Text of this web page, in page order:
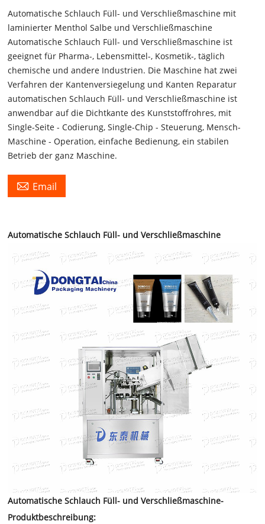
Automatische Schlauch Füll- und Verschließmaschine mit
laminierter Menthol Salbe und Verschließmaschine
Automatische Schlauch Füll- und Verschließmaschine ist
geeignet für Pharma-, Lebensmittel-, Kosmetik-, täglich
chemische und andere Industrien. Die Maschine hat zwei
Verfahren der Kantenversiegelung und Kanten Reparatur
automatischen Schlauch Füll- und Verschließmaschine ist
anwendbar auf die Dichtkante des Kunststoffrohres, mit
Single-Seite - Codierung, Single-Chip - Steuerung, Mensch-
Maschine - Operation, einfache Bedienung, ein stabilen
Betrieb der ganz Maschine.
 Email
Automatische Schlauch Füll- und Verschließmaschine
Automatische Schlauch Füll- und Verschließmaschine-
Produktbeschreibung: